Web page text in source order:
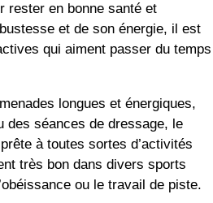
rester en bonne santé et
et de son énergie, il est
qui aiment passer du temps
longues et énergiques,
des séances de dressage, le
à toutes sortes d’activités
très bon dans divers sports
ou le travail de piste.